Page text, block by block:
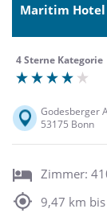
Maritim Hotel
4 Sterne Kategorie
Godesberger
53175 Bonn
Zimmer:
9,47 km